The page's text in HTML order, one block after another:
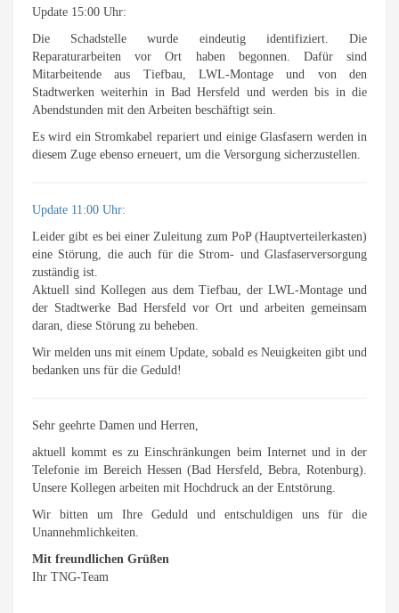
Update 15:00 Uhr:
Die Schadstelle wurde eindeutig identifiziert. Die
Reparaturarbeiten vor Ort haben begonnen. Dafür sind
Mitarbeitende aus Tiefbau, LWL-Montage und von den
Stadtwerken weiterhin in Bad Hersfeld und werden bis in die
Abendstunden mit den Arbeiten beschäftigt sein.
Es wird ein Stromkabel repariert und einige Glasfasern werden in
diesem Zuge ebenso erneuert, um die Versorgung sicherzustellen.
Update 11:00 Uhr:
Leider gibt es bei einer Zuleitung zum PoP (Hauptverteilerkasten)
eine Störung, die auch für die Strom- und Glasfaserversorgung
zuständig ist.
Aktuell sind Kollegen aus dem Tiefbau, der LWL-Montage und
der Stadtwerke Bad Hersfeld vor Ort und arbeiten gemeinsam
daran, diese Störung zu beheben.
Wir melden uns mit einem Update, sobald es Neuigkeiten gibt und
bedanken uns für die Geduld!
Sehr geehrte Damen und Herren,
aktuell kommt es zu Einschränkungen beim Internet und in der
Telefonie im Bereich Hessen (Bad Hersfeld, Bebra, Rotenburg).
Unsere Kollegen arbeiten mit Hochdruck an der Entstörung.
Wir bitten um Ihre Geduld und entschuldigen uns für die
Unannehmlichkeiten.
Mit freundlichen Grüßen
Ihr TNG-Team